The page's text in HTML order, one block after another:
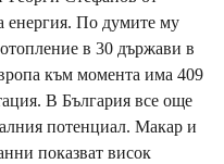
енергия. По думите му
в 30 държави в
към момента има 409
В България все още
потенциал. Макар и
показват висок